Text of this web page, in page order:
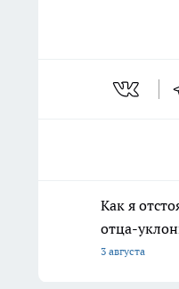
Как я
отца-
3 августа